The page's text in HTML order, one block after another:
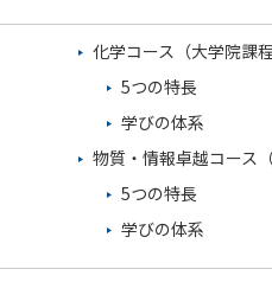
化学コース（大学院課程
5つの特長
学びの体系
物質・情報卓越コース
5つの特長
学びの体系